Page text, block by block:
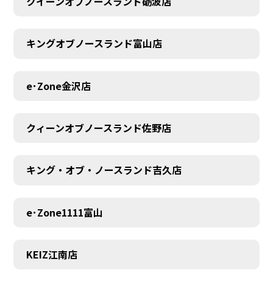
キングオブノースランド富山店
e･Zone金沢店
クィーンオブノースランド佐野店
キング・オブ・ノースランド吉久店
e･Zone1111富山
KEIZ江南店